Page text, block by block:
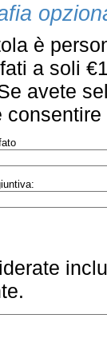
è
a soli
avete